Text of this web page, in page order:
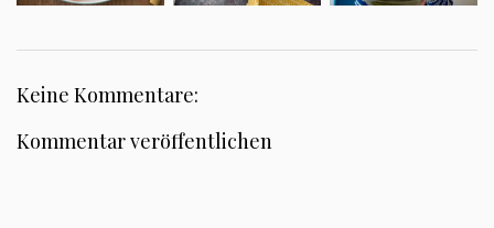
Keine Kommentare:
Kommentar veröffentlichen